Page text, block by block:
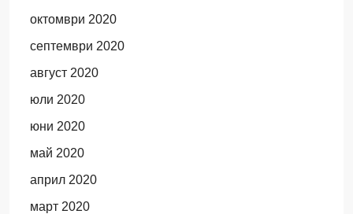
октомври 2020
септември 2020
август 2020
юли 2020
юни 2020
май 2020
април 2020
март 2020